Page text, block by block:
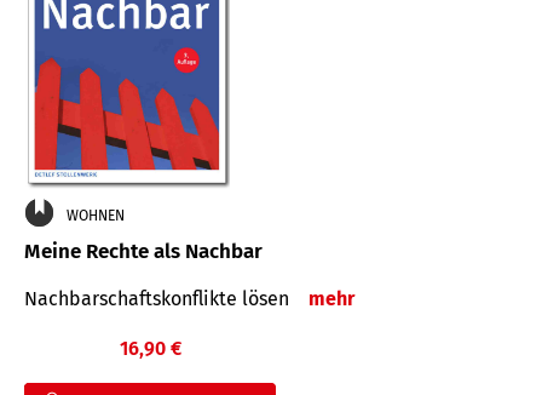
WOHNEN
Meine Rechte als Nachbar
Nach­bar­schafts­konflikte lösen mehr
16,90 €